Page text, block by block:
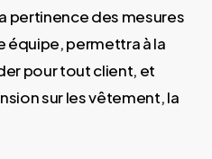
pertinence des mesures
équipe, permettra à la
pour tout client, et
sur les vêtement, la